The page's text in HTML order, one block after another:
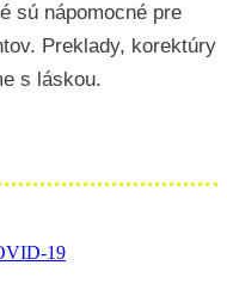
sú nápomocné pre
Preklady, korektúry
s láskou.
19